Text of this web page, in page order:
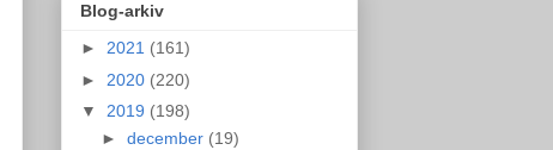
Blog-arkiv
► 2021 (161)
► 2020 (220)
▼ 2019 (198)
► december (19)